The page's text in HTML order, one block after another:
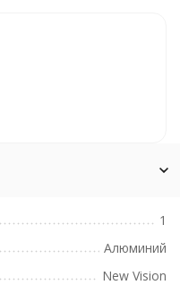
1
Алюминий
New Vision